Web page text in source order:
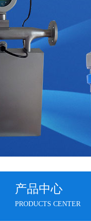
产品中心
PRODUCTS CENTER